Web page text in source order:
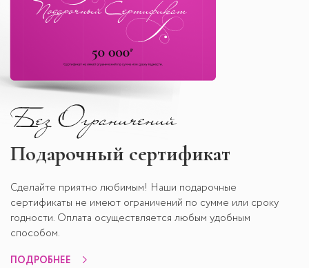
Подарочный сертификат
Сделайте приятно любимым! Наши подарочные
сертификаты не имеют ограничений по сумме или сроку
годности. Оплата осуществляется любым удобным
способом.
ПОДРОБНЕЕ